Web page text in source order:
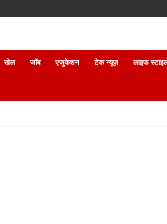
खेल जॉब एजुकेशन टेक न्यूज़ लाइफ